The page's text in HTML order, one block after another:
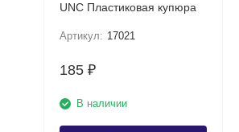
UNC Пластиковая купюра
Артикул: 17021
185 ₽
В наличии